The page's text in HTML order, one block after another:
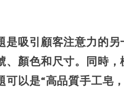
是吸引顧客注意力的
、顏色和尺寸。同時
以是“高品質手工皂